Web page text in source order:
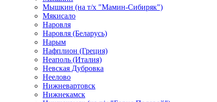
Мышкин (на т/х "Мамин-Сибиряк")
Мякисало
Наровля
Наровля (Беларусь)
Нарым
Нафплион (Греция)
Неаполь (Италия)
Невская Дубровка
Неелово
Нижневартовск
Нижнекамск